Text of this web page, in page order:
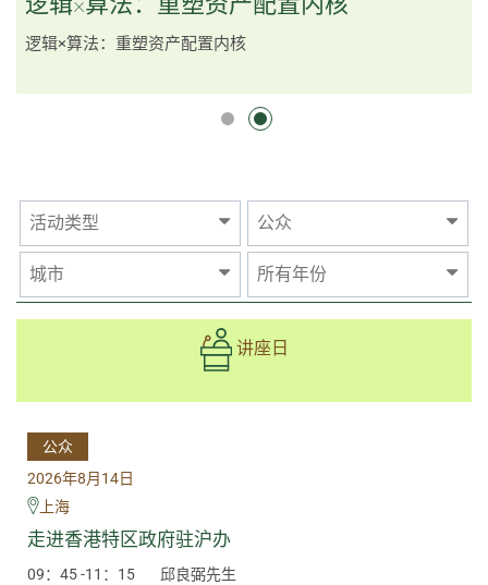
逻辑×算法：重塑资产配置内核
活动类型 公众
城市 所有年份
讲座日
公众
2026年8月14日
上海
走进香港特区政府驻沪办
09：45 -11：15 邱良弼先生